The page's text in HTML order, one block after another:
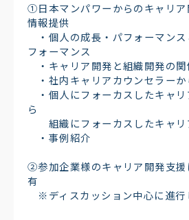
①日本マンパワーからのキャリア
情報提供​
・個人の成長・パフォーマン
フォーマンス​
・キャリア開発と組織開発の関
・社内キャリアカウンセラー
・個人にフォーカスしたキャ
ら​
組織にフォーカスしたキャリ
・事例紹介​
②参加企業様のキャリア開発支援
有​
※ディスカッション中心に進行